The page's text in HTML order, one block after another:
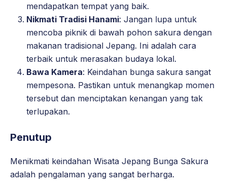
mendapatkan tempat yang baik.
Nikmati Tradisi Hanami: Jangan lupa untuk
mencoba piknik di bawah pohon sakura dengan
makanan tradisional Jepang. Ini adalah cara
terbaik untuk merasakan budaya lokal.
Bawa Kamera: Keindahan bunga sakura sangat
mempesona. Pastikan untuk menangkap momen
tersebut dan menciptakan kenangan yang tak
terlupakan.
Penutup
Menikmati keindahan Wisata Jepang Bunga Sakura
adalah pengalaman yang sangat berharga.